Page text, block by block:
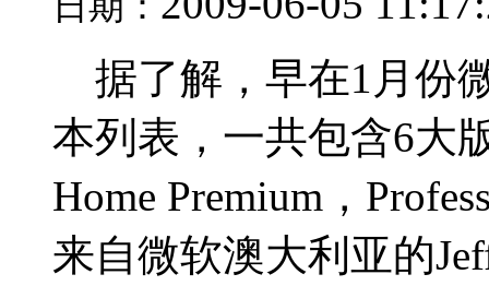
据了解，早在1月份
本列表，一共包含6大
Home Premium，
来自微软澳大利亚的